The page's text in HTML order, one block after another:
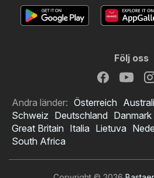
Följ oss
Andra länder: Österreich
Schweiz Deutschland Danmark
Great Britain Italia Lietuva
South Africa